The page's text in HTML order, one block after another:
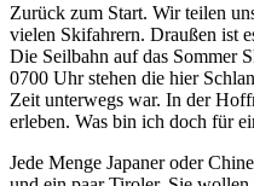
Zurück zum Start. Wir teilen
vielen Skifahrern. Draußen ist
Die Seilbahn auf das Sommer
0700 Uhr stehen die hier
Zeit unterwegs war. In der
erleben. Was bin ich doch für
Jede Menge Japaner oder